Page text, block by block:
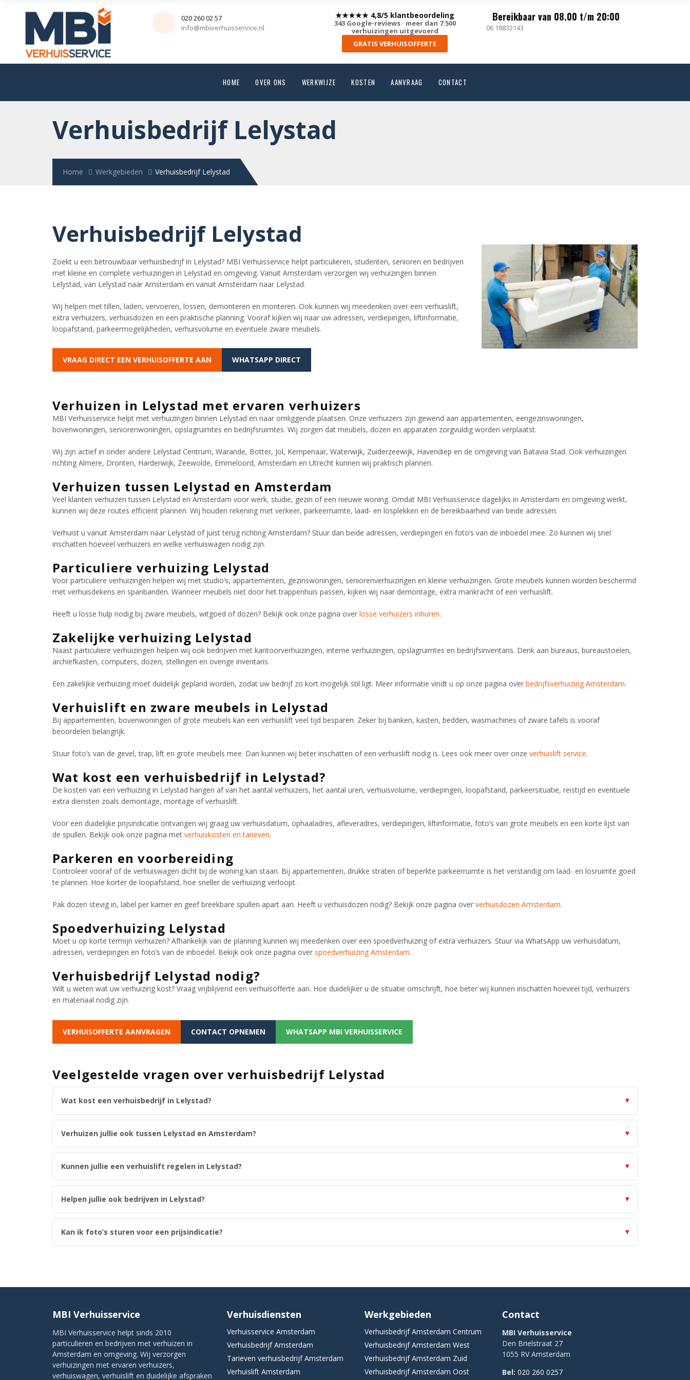
020 260 02 57
info@mbiverhuisservice.nl
★★★★★ 4,8/5 klantbeoordeling
343 Google-reviews · meer dan 7.500
verhuizingen uitgevoerd
GRATIS VERHUISOFFERTE
Bereikbaar van 08.00 t/m 20:00
06 18832143
HOME OVER ONS WERKWIJZE KOSTEN AANVRAAG CONTACT
Verhuisbedrijf Lelystad
Home Werkgebieden Verhuisbedrijf Lelystad
Verhuisbedrijf Lelystad
Zoekt u een betrouwbaar verhuisbedrijf in Lelystad? MBI Verhuisservice helpt particulieren, studenten, senioren en bedrijven
met kleine en complete verhuizingen in Lelystad en omgeving. Vanuit Amsterdam verzorgen wij verhuizingen binnen
Lelystad, van Lelystad naar Amsterdam en vanuit Amsterdam naar Lelystad.
Wij helpen met tillen, laden, vervoeren, lossen, demonteren en monteren. Ook kunnen wij meedenken over een verhuislift,
extra verhuizers, verhuisdozen en een praktische planning. Vooraf kijken wij naar uw adressen, verdiepingen, liftinformatie,
loopafstand, parkeermogelijkheden, verhuisvolume en eventuele zware meubels.
VRAAG DIRECT EEN VERHUISOFFERTE AAN WHATSAPP DIRECT
Verhuizen in Lelystad met ervaren verhuizers
MBI Verhuisservice helpt met verhuizingen binnen Lelystad en naar omliggende plaatsen. Onze verhuizers zijn gewend aan appartementen, eengezinswoningen,
bovenwoningen, seniorenwoningen, opslagruimtes en bedrijfsruimtes. Wij zorgen dat meubels, dozen en apparaten zorgvuldig worden verplaatst.
Wij zijn actief in onder andere Lelystad Centrum, Warande, Botter, Jol, Kempenaar, Waterwijk, Zuiderzeewijk, Havendiep en de omgeving van Batavia Stad. Ook verhuizingen
richting Almere, Dronten, Harderwijk, Zeewolde, Emmeloord, Amsterdam en Utrecht kunnen wij praktisch plannen.
Verhuizen tussen Lelystad en Amsterdam
Veel klanten verhuizen tussen Lelystad en Amsterdam voor werk, studie, gezin of een nieuwe woning. Omdat MBI Verhuisservice dagelijks in Amsterdam en omgeving werkt,
kunnen wij deze routes efficiënt plannen. Wij houden rekening met verkeer, parkeerruimte, laad- en losplekken en de bereikbaarheid van beide adressen.
Verhuist u vanuit Amsterdam naar Lelystad of juist terug richting Amsterdam? Stuur dan beide adressen, verdiepingen en foto’s van de inboedel mee. Zo kunnen wij snel
inschatten hoeveel verhuizers en welke verhuiswagen nodig zijn.
Particuliere verhuizing Lelystad
Voor particuliere verhuizingen helpen wij met studio’s, appartementen, gezinswoningen, seniorenverhuizingen en kleine verhuizingen. Grote meubels kunnen worden beschermd
met verhuisdekens en spanbanden. Wanneer meubels niet door het trappenhuis passen, kijken wij naar demontage, extra mankracht of een verhuislift.
Heeft u losse hulp nodig bij zware meubels, witgoed of dozen? Bekijk ook onze pagina over losse verhuizers inhuren.
Zakelijke verhuizing Lelystad
Naast particuliere verhuizingen helpen wij ook bedrijven met kantoorverhuizingen, interne verhuizingen, opslagruimtes en bedrijfsinventaris. Denk aan bureaus, bureaustoelen,
archiefkasten, computers, dozen, stellingen en overige inventaris.
Een zakelijke verhuizing moet duidelijk gepland worden, zodat uw bedrijf zo kort mogelijk stil ligt. Meer informatie vindt u op onze pagina over bedrijfsverhuizing Amsterdam.
Verhuislift en zware meubels in Lelystad
Bij appartementen, bovenwoningen of grote meubels kan een verhuislift veel tijd besparen. Zeker bij banken, kasten, bedden, wasmachines of zware tafels is vooraf
beoordelen belangrijk.
Stuur foto’s van de gevel, trap, lift en grote meubels mee. Dan kunnen wij beter inschatten of een verhuislift nodig is. Lees ook meer over onze verhuislift service.
Wat kost een verhuisbedrijf in Lelystad?
De kosten van een verhuizing in Lelystad hangen af van het aantal verhuizers, het aantal uren, verhuisvolume, verdiepingen, loopafstand, parkeersituatie, reistijd en eventuele
extra diensten zoals demontage, montage of verhuislift.
Voor een duidelijke prijsindicatie ontvangen wij graag uw verhuisdatum, ophaaladres, afleveradres, verdiepingen, liftinformatie, foto’s van grote meubels en een korte lijst van
de spullen. Bekijk ook onze pagina met verhuiskosten en tarieven.
Parkeren en voorbereiding
Controleer vooraf of de verhuiswagen dicht bij de woning kan staan. Bij appartementen, drukke straten of beperkte parkeerruimte is het verstandig om laad- en losruimte goed
te plannen. Hoe korter de loopafstand, hoe sneller de verhuizing verloopt.
Pak dozen stevig in, label per kamer en geef breekbare spullen apart aan. Heeft u verhuisdozen nodig? Bekijk onze pagina over verhuisdozen Amsterdam.
Spoedverhuizing Lelystad
Moet u op korte termijn verhuizen? Afhankelijk van de planning kunnen wij meedenken over een spoedverhuizing of extra verhuizers. Stuur via WhatsApp uw verhuisdatum,
adressen, verdiepingen en foto’s van de inboedel. Bekijk ook onze pagina over spoedverhuizing Amsterdam.
Verhuisbedrijf Lelystad nodig?
Wilt u weten wat uw verhuizing kost? Vraag vrijblijvend een verhuisofferte aan. Hoe duidelijker u de situatie omschrijft, hoe beter wij kunnen inschatten hoeveel tijd, verhuizers
en materiaal nodig zijn.
VERHUISOFFERTE AANVRAGEN CONTACT OPNEMEN WHATSAPP MBI VERHUISSERVICE
Veelgestelde vragen over verhuisbedrijf Lelystad
Wat kost een verhuisbedrijf in Lelystad?
Verhuizen jullie ook tussen Lelystad en Amsterdam?
Kunnen jullie een verhuislift regelen in Lelystad?
Helpen jullie ook bedrijven in Lelystad?
Kan ik foto’s sturen voor een prijsindicatie?
MBI Verhuisservice
MBI Verhuisservice helpt sinds 2010
particulieren en bedrijven met verhuizen in
Amsterdam en omgeving. Wij verzorgen
verhuizingen met ervaren verhuizers,
verhuiswagen, verhuislift en duidelijke afspraken
Verhuisdiensten
Verhuisservice Amsterdam
Verhuisbedrijf Amsterdam
Tarieven verhuisbedrijf Amsterdam
Verhuislift Amsterdam
Werkgebieden
Verhuisbedrijf Amsterdam Centrum
Verhuisbedrijf Amsterdam West
Verhuisbedrijf Amsterdam Zuid
Verhuisbedrijf Amsterdam Oost
Contact
MBI Verhuisservice
Den Brielstraat 27
1055 RV Amsterdam
Bel: 020 260 0257